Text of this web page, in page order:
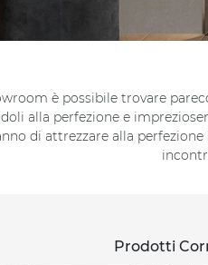
è possibile trovare
alla perfezione e
di attrezzare alla
Prodotti